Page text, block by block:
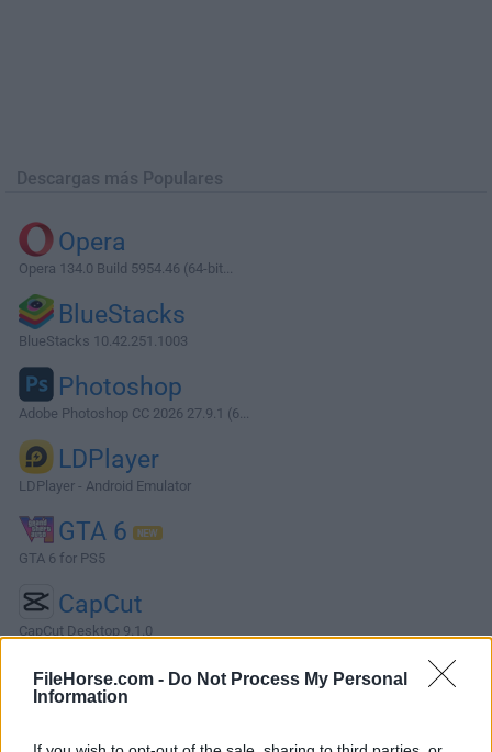
FileHorse.com - Do Not Process My Personal
Information
Descargas más Populares
Opera
Opera 134.0 Build 5954.46 (64-bit...
BlueStacks
BlueStacks 10.42.251.1003
Photoshop
Adobe Photoshop CC 2026 27.9.1 (6...
LDPlayer
LDPlayer - Android Emulator
GTA 6
GTA 6 for PS5
CapCut
CapCut Desktop 9.1.0
Software más Populares »